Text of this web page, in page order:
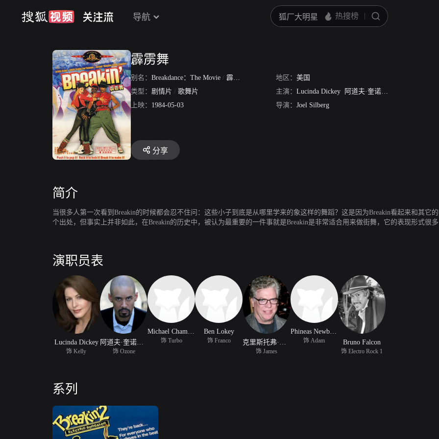
导航
霹雳舞
别名： Breakdance：The Movie / 霹雳舞1 地区： 美国
类型： 剧情片 / 歌舞片 主演： Lucinda Dickey 阿道夫·奎诺恩斯
上映： 1984-05-03 导演： Joel Silberg
分享
简介
当很多人第一次看到Breakin的时候都会忍不住问：这些小子到底是从哪里学来的象这样的舞蹈？这是因为Breakin看起来和其它
个出处，但事实上并非如此，在Breakin的历史中，被认为最重要的一件事就是Breakin是非常适合用来做街舞，它的表现形式很
演职员表
Lucinda Dickey
饰 Kelly 饰 Ozone
Michael Chambers
饰 Turbo
Ben Lokey
饰 Franco
饰 James
Phineas Newborn III
饰 Adam Bruno Falcon
饰 Electro Rock 1
系列